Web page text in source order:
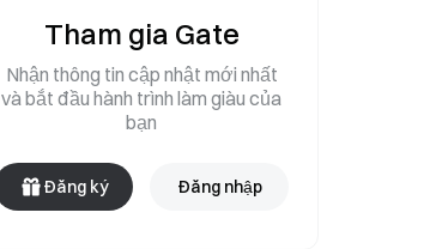
Tham gia Gate
Nhận thông tin cập nhật mới nhất
và bắt đầu hành trình làm giàu của
bạn
Đăng ký Đăng nhập